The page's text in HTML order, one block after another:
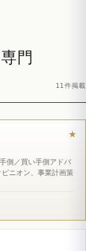
門
11件掲載
側／買い手側アドバ
ニオン、事業計画策